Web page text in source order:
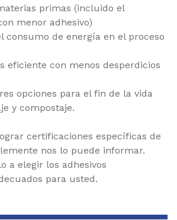
primas (incluido el
menor adhesivo)
consumo de energía en el proceso
eficiente con menos desperdicios
opciones para el fin de la vida
y compostaje.
certificaciones específicas de
nos lo puede informar.
a elegir los adhesivos
para usted.